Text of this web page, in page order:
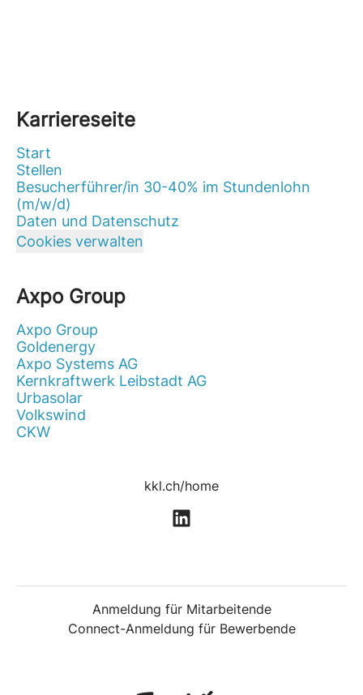
Karriereseite
Start
Stellen
Besucherführer/in 30-40% im Stundenlohn
(m/w/d)
Daten und Datenschutz
Cookies verwalten
Axpo Group
Axpo Group
Goldenergy
Axpo Systems AG
Kernkraftwerk Leibstadt AG
Urbasolar
Volkswind
CKW
kkl.ch/home
Anmeldung für Mitarbeitende
Connect-Anmeldung für Bewerbende